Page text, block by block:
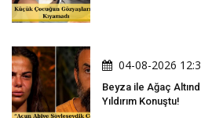
04-08-2026
Beyza ile Ağaç
Yıldırım Konuştu!